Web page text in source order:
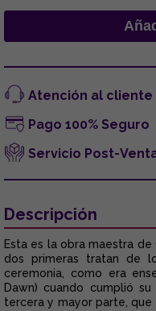
Atención al
Pago 100% Seguro
Servicio Post-
Descripción
Esta es la obra maestra
dos primeras tratan de
ceremonia, como era
Dawn) cuando cumplió
tercera y mayor parte,